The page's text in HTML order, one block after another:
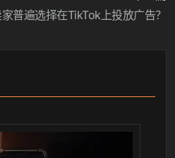
普遍选择在TikTok上投放广告？